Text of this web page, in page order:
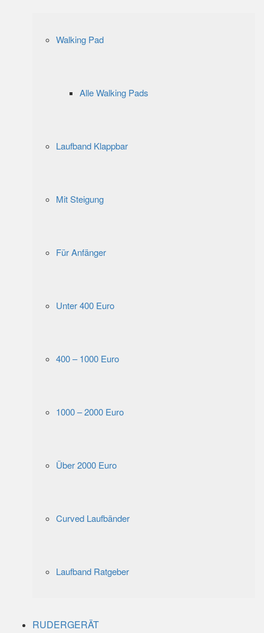
Walking Pad
Alle Walking Pads
Laufband Klappbar
Mit Steigung
Für Anfänger
Unter 400 Euro
400 – 1000 Euro
1000 – 2000 Euro
Über 2000 Euro
Curved Laufbänder
Laufband Ratgeber
RUDERGERÄT